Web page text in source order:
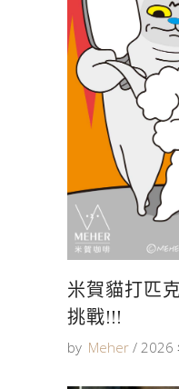
米賀貓打匹
挑戰!!!
by Meher 2026